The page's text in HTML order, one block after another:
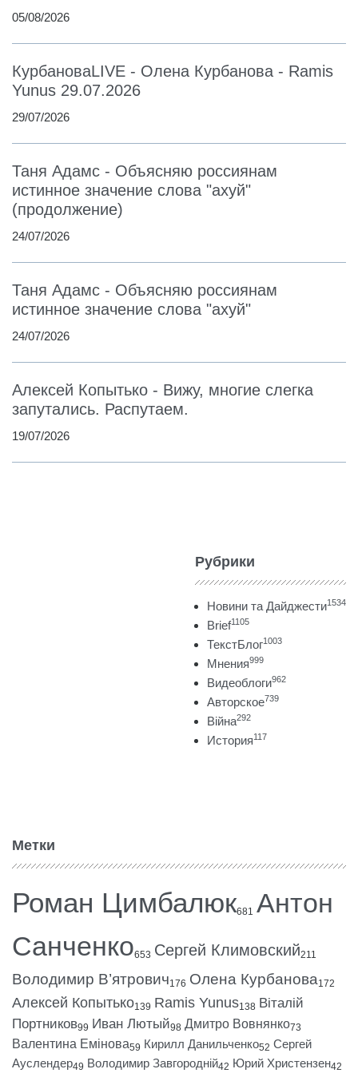
05/08/2026
КурбановаLIVE - Олена Курбанова - Ramis
Yunus 29.07.2026
29/07/2026
Таня Адамс - Объясняю россиянам
истинное значение слова "ахуй"
(продолжение)
24/07/2026
Таня Адамс - Объясняю россиянам
истинное значение слова "ахуй"
24/07/2026
Алексей Копытько - Вижу, многие слегка
запутались. Распутаем.
19/07/2026
Рубрики
Новини та Дайджести1534
Brief1105
ТекстБлог1003
Мнения999
Видеоблоги962
Авторское739
Війна292
История117
Метки
Роман Цимбалюк681 Антон
Санченко653 Сергей Климовский211
Володимир В’ятрович176 Олена Курбанова172
Алексей Копытько139 Ramis Yunus138 Віталій
Портников99 Иван Лютый98 Дмитро Вовнянко73
Валентина Емінова59 Кирилл Данильченко52 Сергей
Ауслендер49 Володимир Завгородній42 Юрий Христензен42